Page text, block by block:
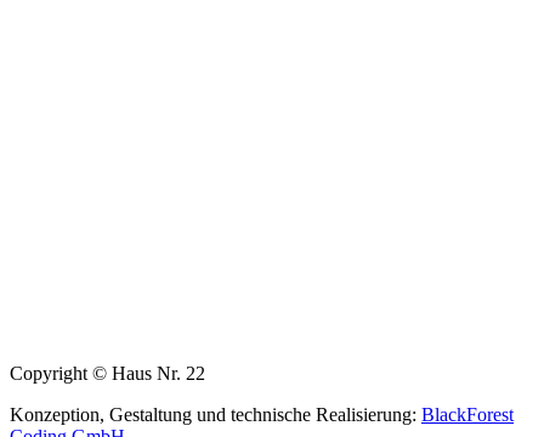
Copyright © Haus Nr. 22
Konzeption, Gestaltung und technische Realisierung: BlackForest